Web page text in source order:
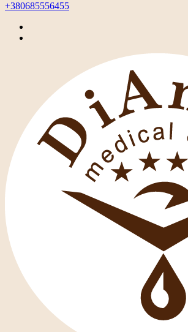
+380685556455